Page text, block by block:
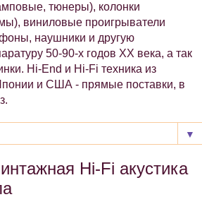
тюнеры), колонки
виниловые проигрыватели
наушники и другую
50-90-х годов XX века, а так
Hi-End и Hi-Fi техника из
и США - прямые поставки, в
▼
Hi-Fi акустика